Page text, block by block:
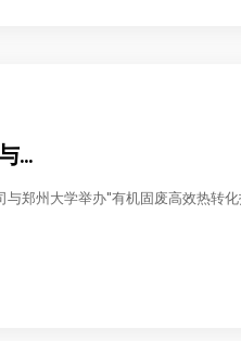
...
郑州大学举办"有机固废高效热转